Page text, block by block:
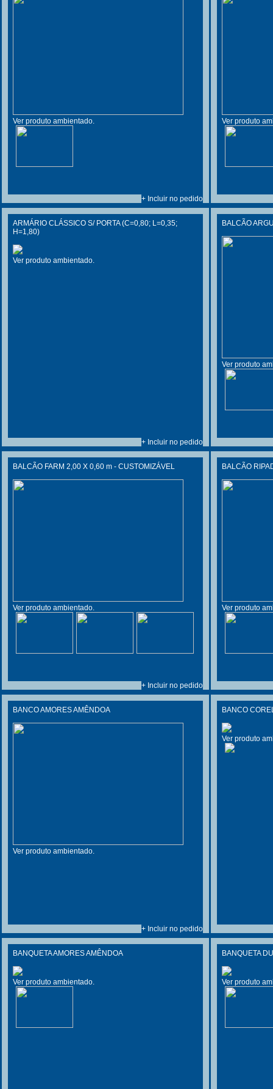
Ver produto ambientado.
+ Incluir no pedido
Ver produto
ARMÁRIO CLÁSSICO S/ PORTA (C=0,80; L=0,35;
H=1,80)
Ver produto ambientado.
+ Incluir no pedido
BALCÃO
Ver produto
BALCÃO FARM 2,00 X 0,60 m - CUSTOMIZÁVEL
Ver produto ambientado.
+ Incluir no pedido
BALCÃO
Ver produto
BANCO AMORES AMÊNDOA
Ver produto ambientado.
+ Incluir no pedido
BANCO
Ver produto
BANQUETA AMORES AMÊNDOA
Ver produto ambientado.
BANQUETA
Ver produto